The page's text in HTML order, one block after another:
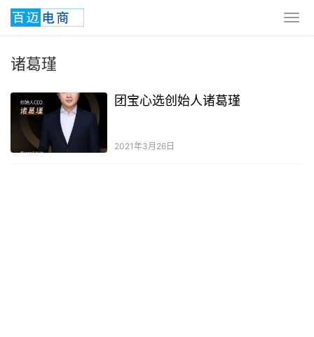
诸葛瑾
团宝心选创始人诸葛瑾
2021年3月26日